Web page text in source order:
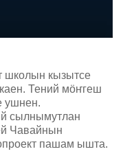
школын кызытсе
Тений мӧҥгеш
ушнен.
сылнымутлан
Чавайнын
пашам ышта.